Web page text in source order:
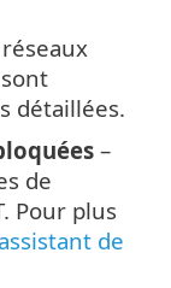
détaillées.
–
de
Pour plus
assistant de